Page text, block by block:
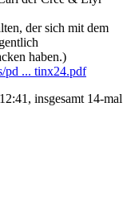
der sich mit dem
haben.)
pd ... tinx24.pdf
insgesamt 14-mal